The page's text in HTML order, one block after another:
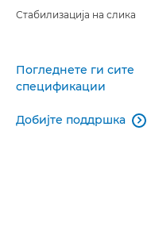
Стабилизација на слика
Погледнете ги сите
спецификации
Добијте поддршка 